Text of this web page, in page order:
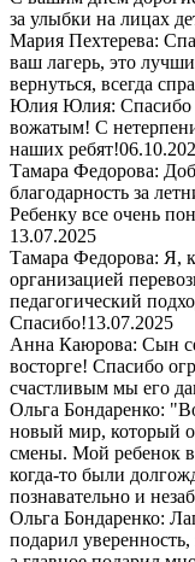
за улыбки на лицах
Мария Пехтерева:
ваш лагерь, это
вернуться, всегда
Юлия Юлия: Спасибо
вожатым! С
наших ребят!
Тамара Федорова:
благодарность за
Ребенку все очень
13.07.2025
Тамара Федорова: Я,
организацией
педагогический
Спасибо!13.07.2025
Анна Каюрова: Сын
восторге! Спасибо
счастливым мы его
Ольга Бондаренко:
новый мир, который
смены. Мой ребенок в
когда-то были
познавательно и
Ольга Бондаренко:
подарил